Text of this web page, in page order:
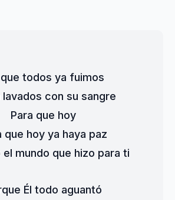
todos ya fuimos
lavados con su sangre
Para que hoy
que hoy ya haya paz
el mundo que hizo para ti
Él todo aguantó